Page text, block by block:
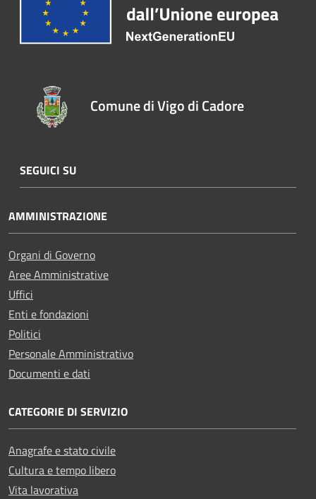
Comune di Vigo di Cadore
SEGUICI SU
AMMINISTRAZIONE
Organi di Governo
Aree Amministrative
Uffici
Enti e fondazioni
Politici
Personale Amministrativo
Documenti e dati
CATEGORIE DI SERVIZIO
Anagrafe e stato civile
Cultura e tempo libero
Vita lavorativa